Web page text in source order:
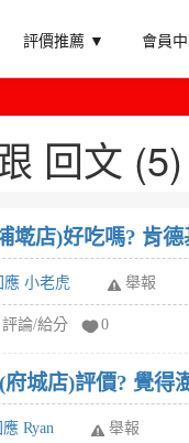
評價推薦 ▼ 會員
回文 (5)
墘店)好吃嗎? 肯
應 小老虎 舉報
評論/給分 0
城店)評價? 覺得
Ryan 舉報